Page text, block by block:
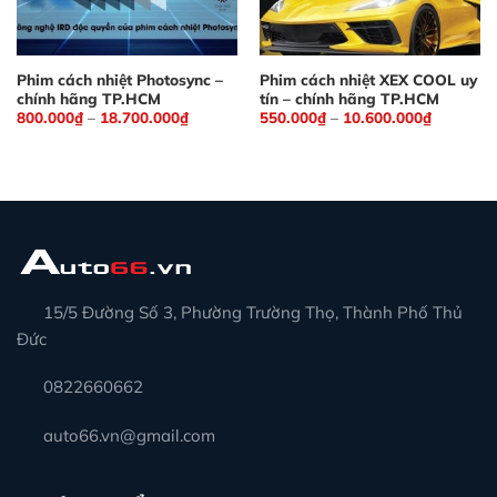
bảo an toàn khi lái, vừa có thể đảm bảo sức khỏe
của chính mình.
Phim cách nhiệt không cản sáng nhưng vẫn đảm bảo
ngoại cho bạn
Phim cách nhiệt Photosync –
chính hãng TP.HCM
800.000₫– 18.700.000₫
Phim cách nhiệt XEX COOL uy
tín – chính hãng TP.HCM
550.000₫– 10.600.000₫
15/5 Đường Số 3, Phường Trường Thọ, Thành Phố Thủ
Đức
0822660662
auto66.vn@gmail.com